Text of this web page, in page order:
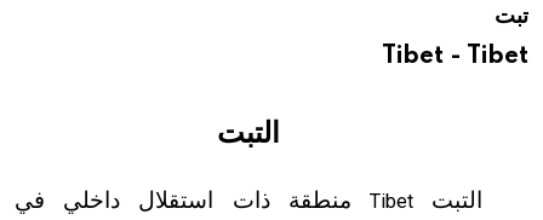
تبت
Tibet - Tibet
التبت
التبت Tibetمنطقة ذات استقلال داخلي في